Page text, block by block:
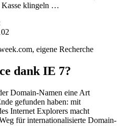
Kasse klingeln …
eigene Recherche
dank IE 7?
Domain-Namen eine Art
gefunden haben: mit
Internet Explorers macht
für internationalisierte Domain-